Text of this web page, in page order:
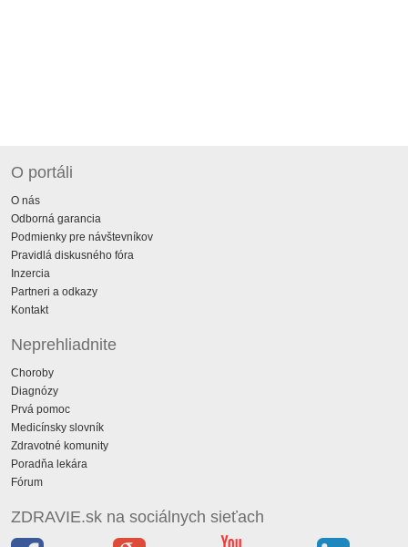
O portáli
O nás
Odborná garancia
Podmienky pre návštevníkov
Pravidlá diskusného fóra
Inzercia
Partneri a odkazy
Kontakt
Neprehliadnite
Choroby
Diagnózy
Prvá pomoc
Medicínsky slovník
Zdravotné komunity
Poradňa lekára
Fórum
ZDRAVIE.sk na sociálnych sieťach